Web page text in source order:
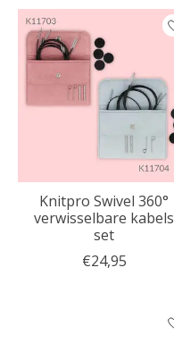
Knitpro Swivel 360°
verwisselbare kabels
set
€24,95